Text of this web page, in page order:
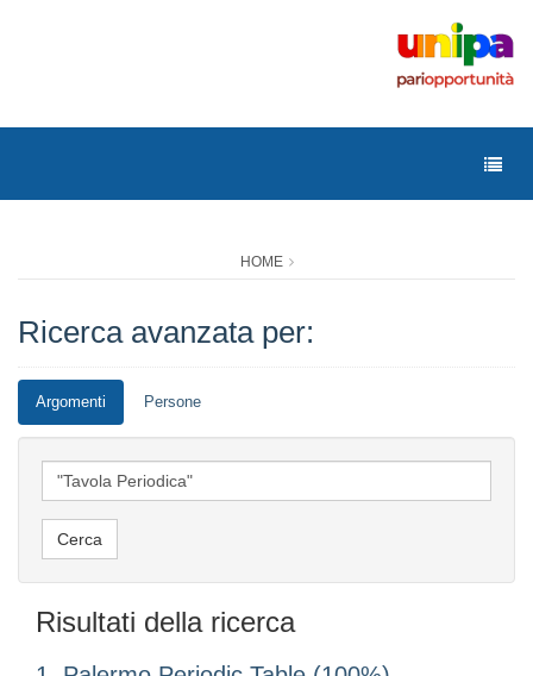
HOME
Ricerca avanzata per:
Argomenti Persone
Risultati della ricerca